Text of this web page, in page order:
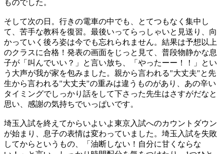
ものでした。
そして次の日。行きの電車の中でも、とてつもなく集中し
て、苦手な教科を復習。最後いってらっしゃいと見送り、向
かっていく後ろ姿は今でも忘れられません。結果は予想以上
のクラスに合格！発表の画面をじっと見て、普段物静かな息
子が「叫んでいい？」と言い放ち、「やったーー！！」とい
う大声が我が家を包みました。親から言われる"大丈夫"と先
生から言われる"大丈夫"の重みは違うものがあり、あの辛い
タイミングでしっかり話をして下さった先生はさすがだなと
思い、感謝の気持ちでいっぱいです。
埼玉入試を終えてからいよいよ東京入試へのカウントダウン
が始まり、息子の表情は変わっていました。埼玉入試を失敗
してからというもの、「油断しない！自分に甘くならな